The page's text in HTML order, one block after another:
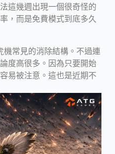
這幾週出現一個很奇怪的
，而是免費模式到底多久
常見的消除結構。不過連
度高很多。因為只要開始
易被注意。這也是近期不